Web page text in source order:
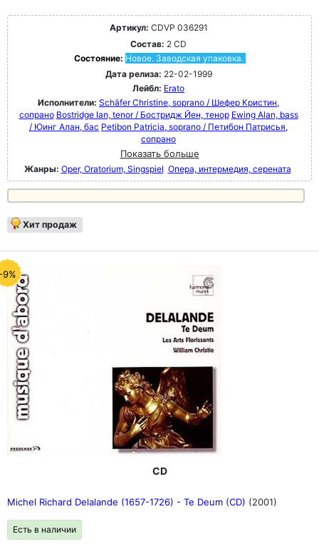
Артикул: CDVP 036291
Состав: 2 CD
Состояние: Новое. Заводская упаковка.
Дата релиза: 22-02-1999
Лейбл: Erato
Исполнители: Schäfer Christine, soprano / Шефер Кристин,
сопрано Bostridge Ian, tenor / Бостридж Йен, тенор Ewing Alan, bass
/ Юинг Алан, бас Petibon Patricia, soprano / Петибон Патрисья,
сопрано
Показать больше
Жанры: Oper, Oratorium, Singspiel Опера, интермедия, серената
Хит продаж
9%
CD
Michel Richard Delalande (1657-1726) - Te Deum (CD) (2001)
Есть в наличии